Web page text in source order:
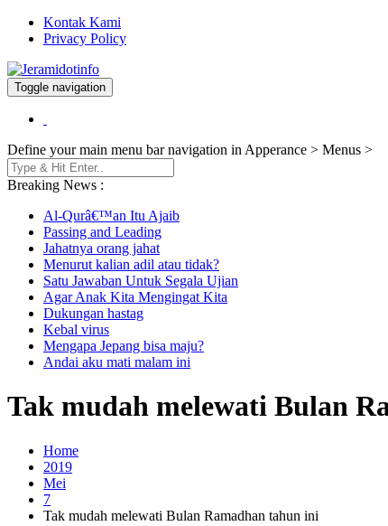
Kontak Kami
Privacy Policy
Jeramidotinfo
Berita dan Informasi Terkini
Toggle navigation
Define your main menu bar navigation in Apperance > Menus >
Breaking News :
Al-Qurâ€™an Itu Ajaib
Passing and Leading
Jahatnya orang jahat
Menurut kalian adil atau tidak?
Satu Jawaban Untuk Segala Ujian
Agar Anak Kita Mengingat Kita
Dukungan hastag
Kebal virus
Mengapa Jepang bisa maju?
Andai aku mati malam ini
Tak mudah melewati Bulan
Home
2019
Mei
7
Tak mudah melewati Bulan Ramadhan tahun ini